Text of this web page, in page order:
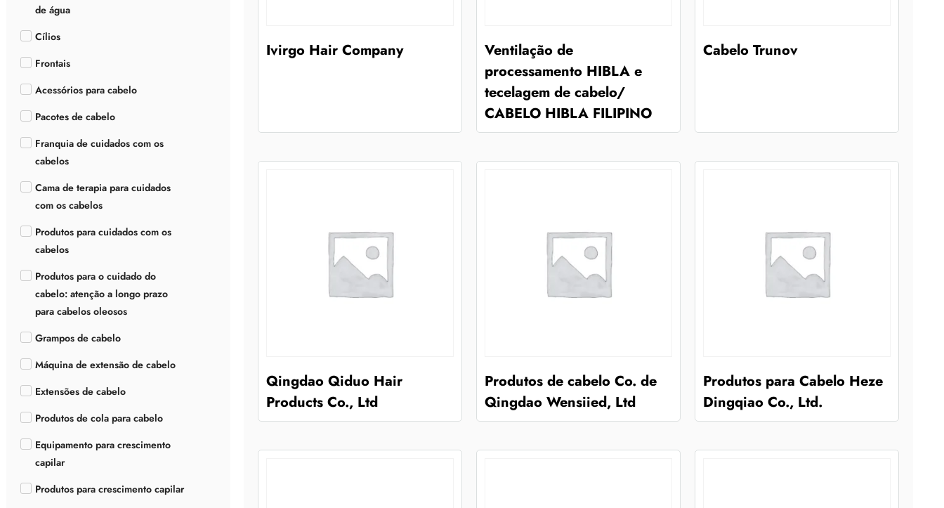
de água
Cílios
Frontais
Acessórios para cabelo
Pacotes de cabelo
Franquia de cuidados com os
cabelos
Cama de terapia para cuidados
com os cabelos
Produtos para cuidados com os
cabelos
Produtos para o cuidado do
cabelo: atenção a longo prazo
para cabelos oleosos
Grampos de cabelo
Máquina de extensão de cabelo
Extensões de cabelo
Produtos de cola para cabelo
Equipamento para crescimento
capilar
Produtos para crescimento capilar
Ivirgo Hair Company
Ventilação de
processamento HIBLA e
tecelagem de cabelo/
CABELO HIBLA FILIPINO
Cabelo Trunov
Qingdao Qiduo Hair
Products Co., Ltd
Produtos de cabelo Co. de
Qingdao Wensiied, Ltd
Produtos para Cabelo Heze
Dingqiao Co., Ltd.